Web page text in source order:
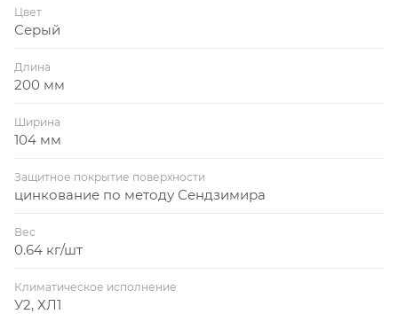
Цвет
Серый
Длина
200 мм
Ширина
104 мм
Защитное покрытие поверхности
цинкование по методу Сендзимира
Вес
0.64 кг/шт
Климатическое исполнение
У2, ХЛ1